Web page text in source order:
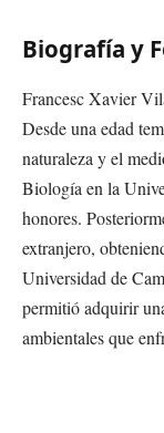
Biografía y
Francesc Xavier
Desde una edad
naturaleza y el
Biología en la
honores.
extranjero,
Universidad de
permitió adquirir
ambientales que